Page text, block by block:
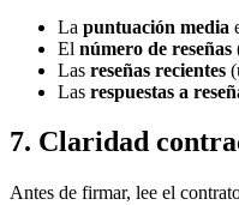
La puntuación media
El número de reseñas
Las reseñas recientes
Las respuestas a
7. Claridad
Antes de firmar, lee el